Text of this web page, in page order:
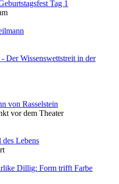
Tag 1
Der Wissenswettstreit in der
von Rasselstein
vor dem Theater
Lebens
Dillig: Form trifft Farbe